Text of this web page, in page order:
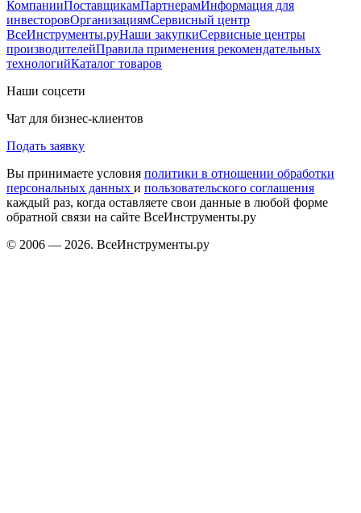
КомпанииПоставщикамПартнерамИнформация для
инвесторовОрганизациямСервисный центр
ВсеИнструменты.руНаши закупкиСервисные центры
производителейПравила применения рекомендательных
технологийКаталог товаров
Наши соцсети
Чат для бизнес-клиентов
Подать заявку
Вы принимаете условия политики в отношении обработки
персональных данных и пользовательского соглашения
каждый раз, когда оставляете свои данные в любой форме
обратной связи на сайте ВсеИнструменты.ру
© 2006 — 2026. ВсеИнструменты.ру